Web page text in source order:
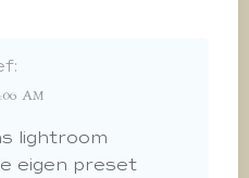
AM
lightroom
eigen preset